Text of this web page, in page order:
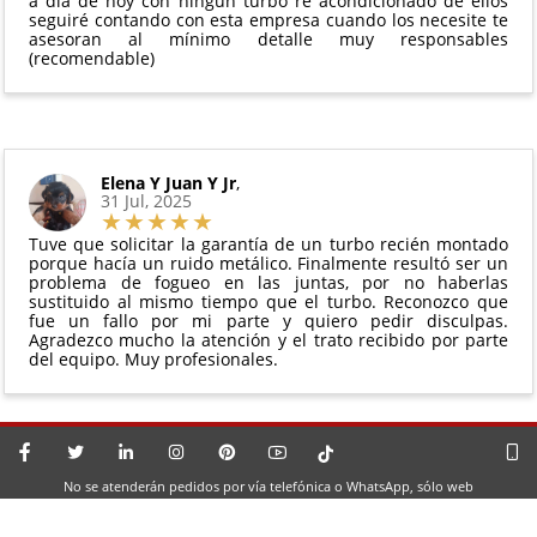
seguiré contando con esta empresa cuando los necesite te
asesoran al mínimo detalle muy responsables
(recomendable)
Elena Y Juan Y Jr,
31 Jul, 2025
Tuve que solicitar la garantía de un turbo recién montado
porque hacía un ruido metálico. Finalmente resultó ser un
problema de fogueo en las juntas, por no haberlas
sustituido al mismo tiempo que el turbo. Reconozco que
fue un fallo por mi parte y quiero pedir disculpas.
Agradezco mucho la atención y el trato recibido por parte
del equipo. Muy profesionales.
No se atenderán pedidos por vía telefónica o WhatsApp, sólo web